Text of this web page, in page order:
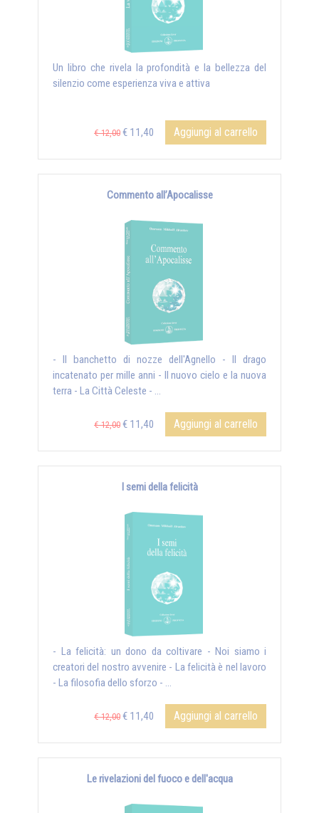
Un libro che rivela la profondità e la bellezza del
silenzio come esperienza viva e attiva
€ 12,00 € 11,40 Aggiungi al carrello
Commento all’Apocalisse
- Il banchetto di nozze dell'Agnello - Il drago
incatenato per mille anni - Il nuovo cielo e la nuova
terra - La Città Celeste - ...
€ 12,00 € 11,40 Aggiungi al carrello
I semi della felicità
- La felicità: un dono da coltivare - Noi siamo i
creatori del nostro avvenire - La felicità è nel lavoro
- La filosofia dello sforzo - ...
€ 12,00 € 11,40 Aggiungi al carrello
Le rivelazioni del fuoco e dell'acqua